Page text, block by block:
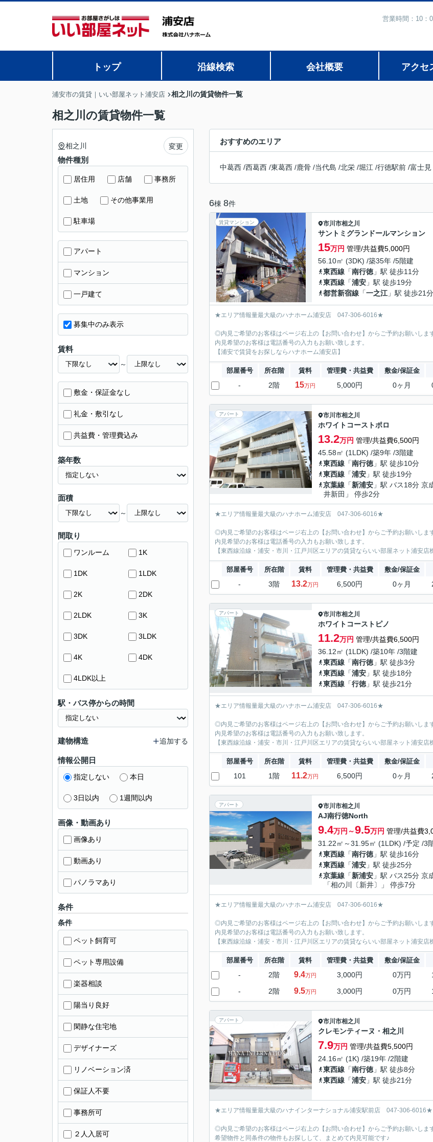
営業時間：10：
トップ 沿線検索 会社概要 アクセ
浦安市の賃貸｜いい部屋ネット浦安店 相之川の賃貸物件一覧
相之川の賃貸物件一覧
おすすめのエリア
中葛西 /西葛西 /東葛西 /鹿骨 /当代島 /北栄 /堀江 /行徳駅前 /富士見
6棟 8件
賃貸マンション 市川市相之川
サントミグランドールマンション
15万円 管理/共益費5,000円
56.10㎡ (3DK) /築35年 /5階建
東西線 「南行徳 」駅 徒歩11分
東西線 「浦安 」駅 徒歩19分
都営新宿線 「一之江 」駅 徒歩21分
★エリア情報量最大級のハナホーム浦安店 047-306-6016★
◎内見ご希望のお客様はページ右上の【お問い合わせ】からご予約お願いし
内見希望のお客様は電話番号の入力もお願い致します。
【浦安で賃貸をお探しならハナホーム浦安店】
部屋番号 所在階 賃料 管理費・共益費 敷金/保証金
- 2階 15万円 5,000円 0ヶ月
アパート 市川市相之川
ホワイトコーストポロ
13.2万円 管理/共益費6,500円
45.58㎡ (1LDK) /築9年 /3階建
東西線 「南行徳 」駅 徒歩10分
東西線 「浦安 」駅 徒歩19分
京葉線 「新浦安 」駅 バス18分 京
井新田」 停歩2分
★エリア情報量最大級のハナホーム浦安店 047-306-6016★
◎内見ご希望のお客様はページ右上の【お問い合わせ】からご予約お願いし
内見希望のお客様は電話番号の入力もお願い致します。
【東西線沿線・浦安・市川・江戸川区エリアの賃貸ならいい部屋ネット浦安店
部屋番号 所在階 賃料 管理費・共益費 敷金/保証金
- 3階 13.2万円 6,500円 0ヶ月
アパート 市川市相之川
ホワイトコーストピノ
11.2万円 管理/共益費6,500円
36.12㎡ (1LDK) /築10年 /3階建
東西線 「南行徳 」駅 徒歩3分
東西線 「浦安 」駅 徒歩18分
東西線 「行徳 」駅 徒歩21分
★エリア情報量最大級のハナホーム浦安店 047-306-6016★
◎内見ご希望のお客様はページ右上の【お問い合わせ】からご予約お願いし
内見希望のお客様は電話番号の入力もお願い致します。
【東西線沿線・浦安・市川・江戸川区エリアの賃貸ならいい部屋ネット浦安店
部屋番号 所在階 賃料 管理費・共益費 敷金/保証金
101 1階 11.2万円 6,500円 0ヶ月
アパート 市川市相之川
AJ南行徳North
9.4万円～9.5万円 管理/共益費
31.22㎡～31.95㎡ (1LDK) /予定 /3
東西線 「南行徳 」駅 徒歩16分
東西線 「浦安 」駅 徒歩25分
京葉線 「新浦安 」駅 バス25分 京
「相の川〔新井〕」 停歩7分
★エリア情報量最大級のハナホーム浦安店 047-306-6016★
◎内見ご希望のお客様はページ右上の【お問い合わせ】からご予約お願いし
内見希望のお客様は電話番号の入力もお願い致します。
【東西線沿線・浦安・市川・江戸川区エリアの賃貸ならいい部屋ネット浦安店
部屋番号 所在階 賃料 管理費・共益費 敷金/保証金
- 2階 9.4万円 3,000円 0万円
- 2階 9.5万円 3,000円 0万円
アパート 市川市相之川
クレモンティーヌ・相之川
7.9万円 管理/共益費5,500円
24.16㎡ (1K) /築19年 /2階建
東西線 「南行徳 」駅 徒歩8分
東西線 「浦安 」駅 徒歩21分
★エリア情報量最大級のハナインターナショナル浦安駅前店 047-306-6016★
◎内見ご希望のお客様はページ右上の【お問い合わせ】からご予約お願いしま
希望物件と同条件の物件もお探しして、まとめて内見可能です♪
相之川 変更
物件種別
居住用 店舗 事務所
土地 その他事業用
駐車場
アパート
マンション
一戸建て
募集中のみ表示
賃料
～
敷金・保証金なし
礼金・敷引なし
共益費・管理費込み
築年数
面積
～
間取り
ワンルーム 1K
1DK 1LDK
2K 2DK
2LDK 3K
3DK 3LDK
4K 4DK
4LDK以上
駅・バス停からの時間
建物構造 追加する
情報公開日
指定しない 本日
3日以内 1週間以内
画像・動画あり
画像あり
動画あり
パノラマあり
条件
条件
ペット飼育可
ペット専用設備
楽器相談
陽当り良好
閑静な住宅地
デザイナーズ
リノベーション済
保証人不要
事務所可
２人入居可